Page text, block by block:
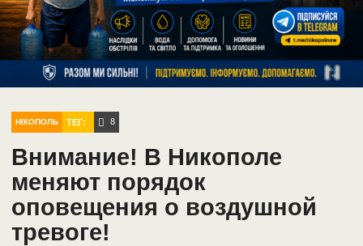
НІКОПОЛЬ ТЕГ: 8
Внимание! В Никополе
меняют порядок
оповещения о воздушной
тревоге!